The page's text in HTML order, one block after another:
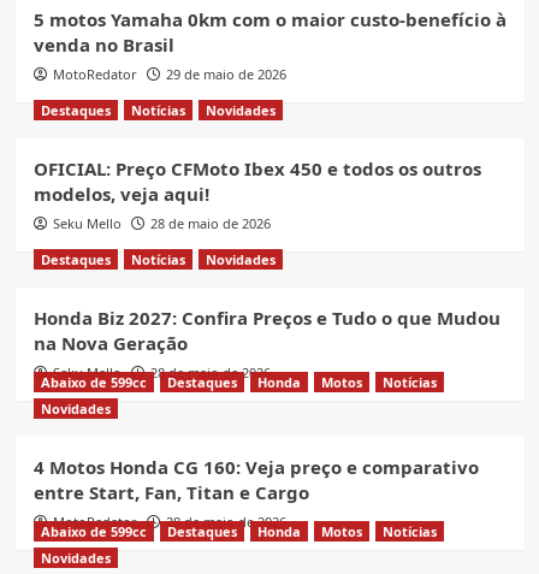
5 motos Yamaha 0km com o maior custo-benefício à
venda no Brasil
MotoRedator
29 de maio de 2026
Destaques
Notícias Novidades
OFICIAL: Preço CFMoto Ibex 450 e todos os outros
modelos, veja aqui!
Seku Mello
28 de maio de 2026
Destaques
Notícias Novidades
Honda Biz 2027: Confira Preços e Tudo o que Mudou
na Nova Geração
Seku Mello 28 de maio de 2026
Abaixo de 599cc Destaques Honda Motos
Notícias
Novidades
4 Motos Honda CG 160: Veja preço e comparativo
entre Start, Fan, Titan e Cargo
MotoRedator 28 de maio de 2026
Abaixo de 599cc Destaques Honda Motos
Notícias
Novidades